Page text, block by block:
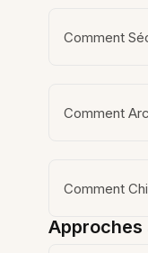
Comment
Comment
Comment